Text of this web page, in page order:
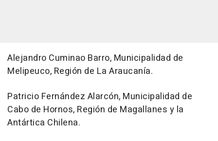
Alejandro Cuminao Barro, Municipalidad de
Melipeuco, Región de La Araucanía.
Patricio Fernández Alarcón, Municipalidad de
Cabo de Hornos, Región de Magallanes y la
Antártica Chilena.